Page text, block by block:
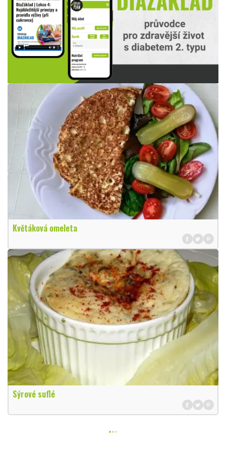
Květáková omeleta
Sýrové suflé